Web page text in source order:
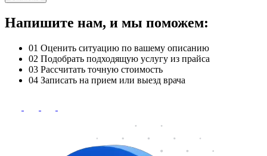
Напишите нам, и мы поможем:
01 Оценить ситуацию по вашему описанию
02 Подобрать подходящую услугу из прайса
03 Рассчитать точную стоимость
04 Записать на прием или выезд врача